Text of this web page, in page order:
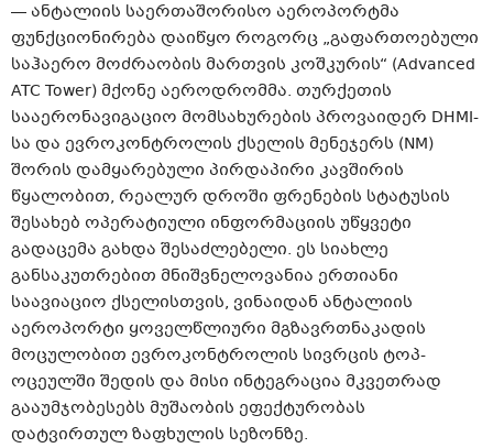
— ანტალიის საერთაშორისო აეროპორტმა
ფუნქციონირება დაიწყო როგორც „გაფართოებული
საჰაერო მოძრაობის მართვის კოშკურის“ (Advanced
ATC Tower) მქონე აეროდრომმა. თურქეთის
სააერონავიგაციო მომსახურების პროვაიდერ DHMI-
სა და ევროკონტროლის ქსელის მენეჯერს (NM)
შორის დამყარებული პირდაპირი კავშირის
წყალობით, რეალურ დროში ფრენების სტატუსის
შესახებ ოპერატიული ინფორმაციის უწყვეტი
გადაცემა გახდა შესაძლებელი. ეს სიახლე
განსაკუთრებით მნიშვნელოვანია ერთიანი
საავიაციო ქსელისთვის, ვინაიდან ანტალიის
აეროპორტი ყოველწლიური მგზავრთნაკადის
მოცულობით ევროკონტროლის სივრცის ტოპ-
ოცეულში შედის და მისი ინტეგრაცია მკვეთრად
გააუმჯობესებს მუშაობის ეფექტურობას
დატვირთულ ზაფხულის სეზონზე.